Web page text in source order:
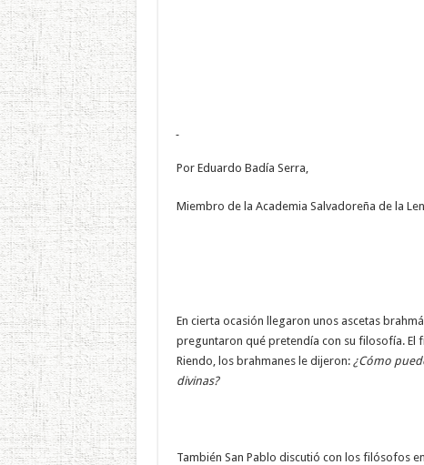
Por Eduardo Badía Serra,
Miembro de la Academia Salvadoreña de la
En cierta ocasión llegaron unos ascetas
preguntaron qué pretendía con su filosofía. El
Riendo, los brahmanes le dijeron: ¿Cómo
divinas?
También San Pablo discutió con los filósofos